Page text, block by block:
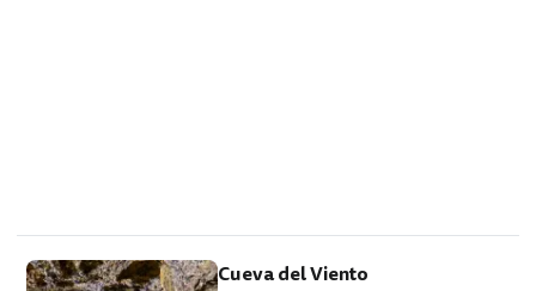
Cueva del Viento